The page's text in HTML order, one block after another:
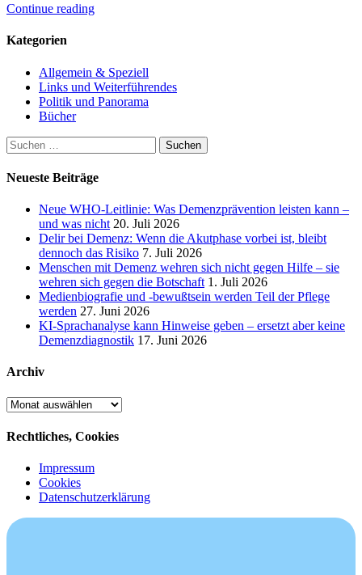
Continue reading
Kategorien
Allgemein & Speziell
Links und Weiterführendes
Politik und Panorama
Bücher
Suchen
nach:
Neueste Beiträge
Neue WHO-Leitlinie: Was Demenzprävention leisten kann –
und was nicht 20. Juli 2026
Delir bei Demenz: Wenn die Akutphase vorbei ist, bleibt
dennoch das Risiko 7. Juli 2026
Menschen mit Demenz wehren sich nicht gegen Hilfe – sie
wehren sich gegen die Botschaft 1. Juli 2026
Medienbiografie und -bewußtsein werden Teil der Pflege
werden 27. Juni 2026
KI-Sprachanalyse kann Hinweise geben – ersetzt aber keine
Demenzdiagnostik 17. Juni 2026
Archiv
Archiv
Rechtliches, Cookies
Impressum
Cookies
Datenschutzerklärung